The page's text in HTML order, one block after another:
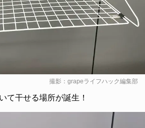
撮影：grapeライフハック編集部
て干せる場所が誕生！